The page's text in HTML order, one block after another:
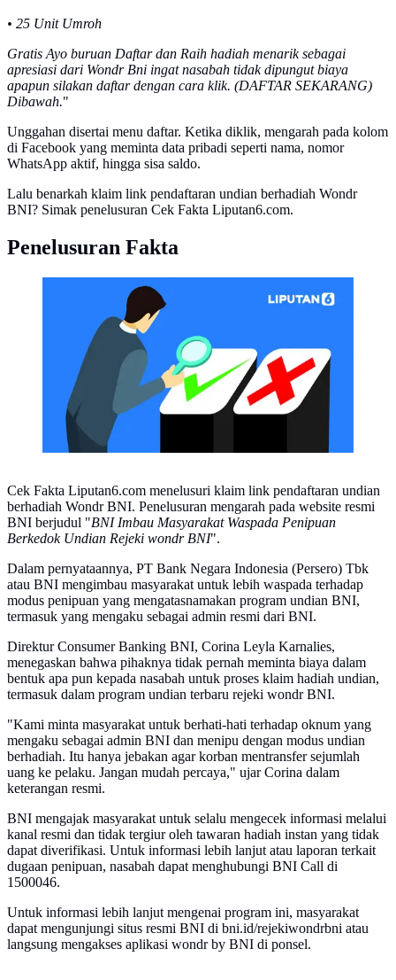
• 25 Unit Umroh
Gratis Ayo buruan Daftar dan Raih hadiah menarik sebagai
apresiasi dari Wondr Bni ingat nasabah tidak dipungut biaya
apapun silakan daftar dengan cara klik. (DAFTAR SEKARANG)
Dibawah."
Unggahan disertai menu daftar. Ketika diklik, mengarah pada kolom
di Facebook yang meminta data pribadi seperti nama, nomor
WhatsApp aktif, hingga sisa saldo.
Lalu benarkah klaim link pendaftaran undian berhadiah Wondr
BNI? Simak penelusuran Cek Fakta Liputan6.com.
Penelusuran Fakta
CEK FAKTA Liputan6 (Liputan6.com/Abdillah)
Cek Fakta Liputan6.com menelusuri klaim link pendaftaran undian
berhadiah Wondr BNI. Penelusuran mengarah pada website resmi
BNI berjudul "BNI Imbau Masyarakat Waspada Penipuan
Berkedok Undian Rejeki wondr BNI".
Dalam pernyataannya, PT Bank Negara Indonesia (Persero) Tbk
atau BNI mengimbau masyarakat untuk lebih waspada terhadap
modus penipuan yang mengatasnamakan program undian BNI,
termasuk yang mengaku sebagai admin resmi dari BNI.
Direktur Consumer Banking BNI, Corina Leyla Karnalies,
menegaskan bahwa pihaknya tidak pernah meminta biaya dalam
bentuk apa pun kepada nasabah untuk proses klaim hadiah undian,
termasuk dalam program undian terbaru rejeki wondr BNI.
"Kami minta masyarakat untuk berhati-hati terhadap oknum yang
mengaku sebagai admin BNI dan menipu dengan modus undian
berhadiah. Itu hanya jebakan agar korban mentransfer sejumlah
uang ke pelaku. Jangan mudah percaya," ujar Corina dalam
keterangan resmi.
BNI mengajak masyarakat untuk selalu mengecek informasi melalui
kanal resmi dan tidak tergiur oleh tawaran hadiah instan yang tidak
dapat diverifikasi. Untuk informasi lebih lanjut atau laporan terkait
dugaan penipuan, nasabah dapat menghubungi BNI Call di
1500046.
Untuk informasi lebih lanjut mengenai program ini, masyarakat
dapat mengunjungi situs resmi BNI di bni.id/rejekiwondrbni atau
langsung mengakses aplikasi wondr by BNI di ponsel.